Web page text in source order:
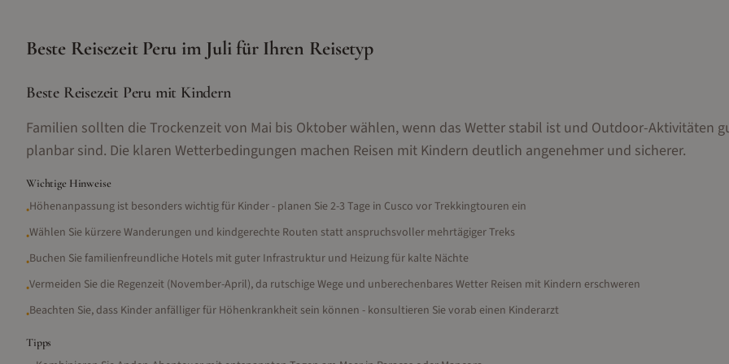
Beste Reisezeit Peru im Julifür Ihren Reisetyp
Beste Reisezeit Peru mit Kindern
Familien sollten die Trockenzeit von Mai bis Oktober wählen, wenn das Wetter stabil ist und Outdoor-Aktivitäten
planbar sind. Die klaren Wetterbedingungen machen Reisen mit Kindern deutlich angenehmer und sicherer.
Wichtige Hinweise
•Höhenanpassung ist besonders wichtig für Kinder - planen Sie 2-3 Tage in Cusco vor Trekkingtouren ein
•Wählen Sie kürzere Wanderungen und kindgerechte Routen statt anspruchsvoller mehrtägiger Treks
•Buchen Sie familienfreundliche Hotels mit guter Infrastruktur und Heizung für kalte Nächte
•Vermeiden Sie die Regenzeit (November-April), da rutschige Wege und unberechenbares Wetter Reisen mit Kindern erschweren
•Beachten Sie, dass Kinder anfälliger für Höhenkrankheit sein können - konsultieren Sie vorab einen Kinderarzt
Tipps